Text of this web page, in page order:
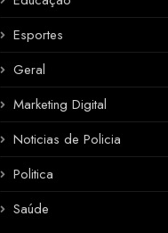
Esportes
Geral
Marketing Digital
Noticias de Policia
Politica
Saúde